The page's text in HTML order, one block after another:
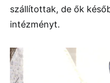
szállítottak, de ők
intézményt.